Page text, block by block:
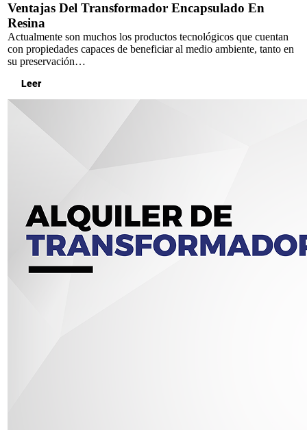
Ventajas Del Transformador Encapsulado En
Resina
Actualmente son muchos los productos tecnológicos que cuentan
con propiedades capaces de beneficiar al medio ambiente, tanto en
su preservación…
Leer